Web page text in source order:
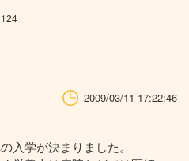
2009/03/11 17:22:46
入学が決まりました。